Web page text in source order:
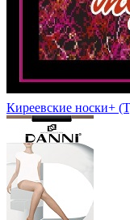
Киреевские носки+